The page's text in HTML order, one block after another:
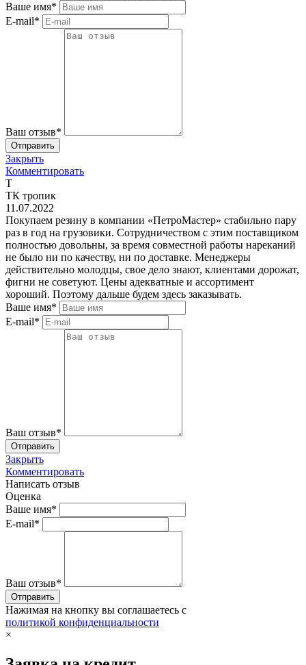
Ваше имя*
E-mail*
Ваш отзыв*
Закрыть
Комментировать
Т
ТК тропик
11.07.2022
Покупаем резину в компании «ПетроМастер» стабильно пару
раз в год на грузовики. Сотрудничеством с этим поставщиком
полностью довольны, за время совместной работы нареканий
не было ни по качеству, ни по доставке. Менеджеры
действительно молодцы, свое дело знают, клиентами дорожат,
фигни не советуют. Цены адекватные и ассортимент
хороший. Поэтому дальше будем здесь заказывать.
Ваше имя*
E-mail*
Ваш отзыв*
Закрыть
Комментировать
Написать отзыв
Оценка
Ваше имя*
E-mail*
Ваш отзыв*
Нажимая на кнопку вы соглашаетесь с
политикой конфиденциальности
×